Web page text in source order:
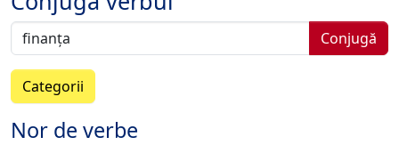
Conjugă
Categorii
Nor de verbe